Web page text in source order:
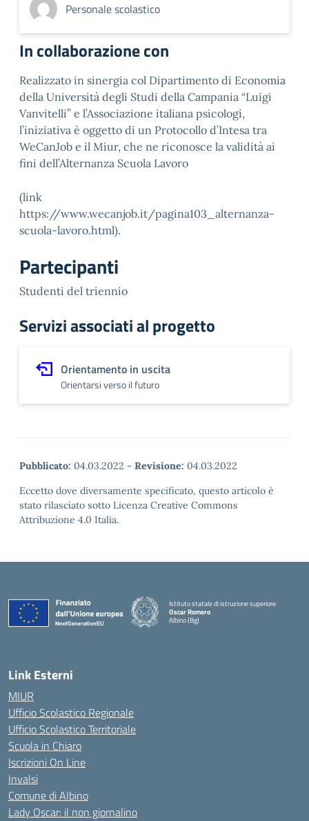
Personale scolastico
In collaborazione con
Realizzato in sinergia col Dipartimento di Economia
della Università degli Studi della Campania “Luigi
Vanvitelli” e l’Associazione italiana psicologi,
l’iniziativa è oggetto di un Protocollo d’Intesa tra
WeCanJob e il Miur, che ne riconosce la validità ai
fini dell’Alternanza Scuola Lavoro
(link
https://www.wecanjob.it/pagina103_alternanza-
scuola-lavoro.html).
Partecipanti
Studenti del triennio
Servizi associati al progetto
Orientamento in uscita
Orientarsi verso il futuro
Pubblicato: 04.03.2022 - Revisione: 04.03.2022
Eccetto dove diversamente specificato, questo articolo è
stato rilasciato sotto Licenza Creative Commons
Attribuzione 4.0 Italia.
Istituto statale di istruzione superiore
Oscar Romero
Albino (Bg)
Link Esterni
MIUR
Ufficio Scolastico Regionale
Ufficio Scolastico Territoriale
Scuola in Chiaro
Iscrizioni On Line
Invalsi
Comune di Albino
Lady Oscar: il non giornalino